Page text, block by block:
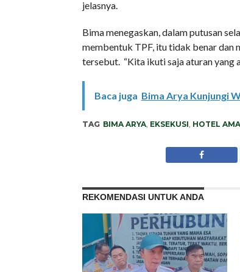
jelasnya.
Bima menegaskan, dalam putusan
membentuk TPF, itu tidak benar dan
tersebut. “Kita ikuti saja aturan yang
Baca juga Bima Arya Kunjungi
TAG BIMA ARYA, EKSEKUSI, HOTEL
REKOMENDASI UNTUK ANDA